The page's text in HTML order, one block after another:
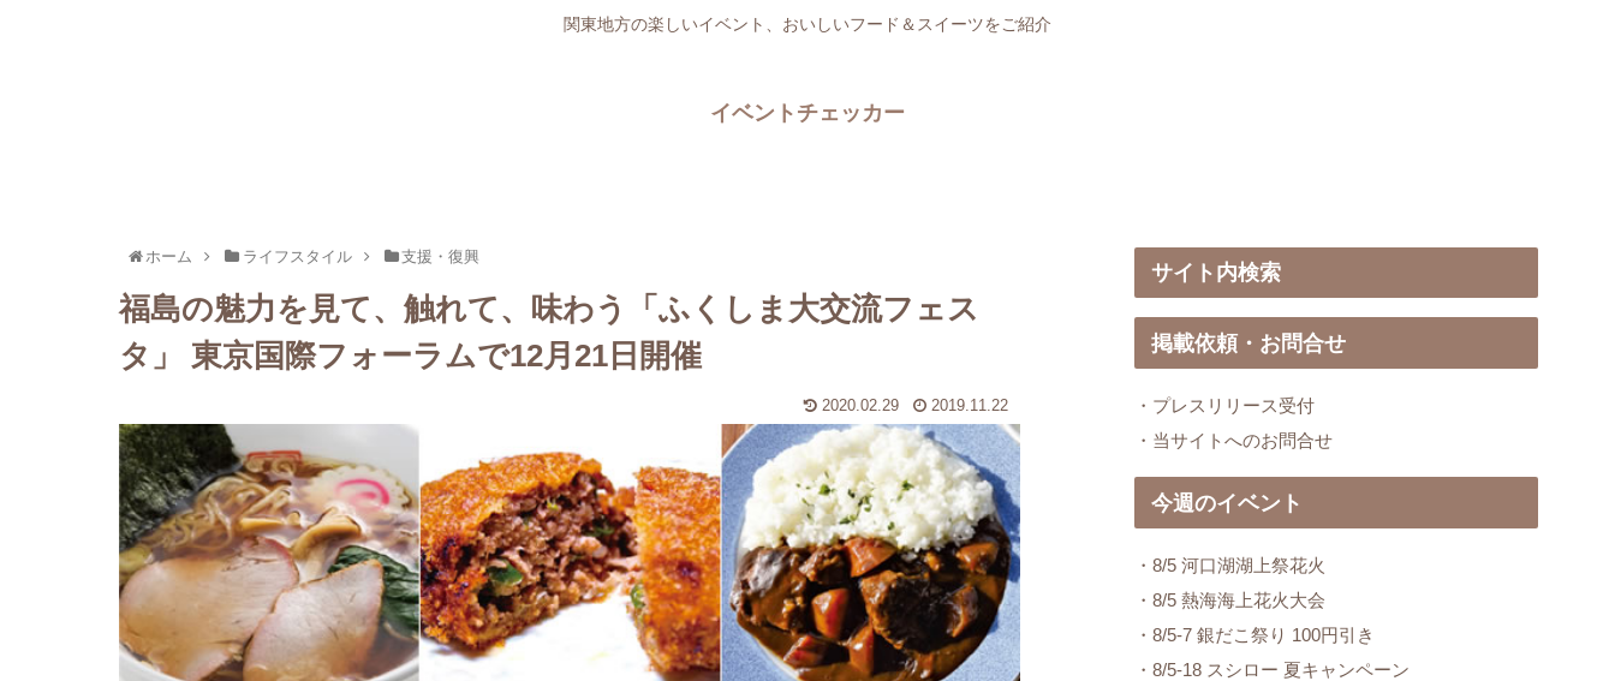
関東地方の楽しいイベント、おいしいフード＆スイーツをご紹介
イベントチェッカー
ホーム ライフスタイル 支援・復興
福島の魅力を見て、触れて、味わう「ふくしま大交流フェス
タ」 東京国際フォーラムで12月21日開催
2020.02.29 2019.11.22
サイト内検索
掲載依頼・お問合せ
・プレスリリース受付
・当サイトへのお問合せ
今週のイベント
・8/5 河口湖湖上祭花火
・8/5 熱海海上花火大会
・8/5-7 銀だこ祭り 100円引き
・8/5-18 スシロー 夏キャンペーン